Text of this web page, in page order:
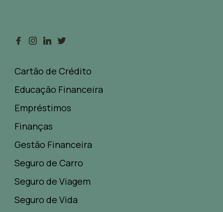
Cartão de Crédito
Educação Financeira
Empréstimos
Finanças
Gestão Financeira
Seguro de Carro
Seguro de Viagem
Seguro de Vida